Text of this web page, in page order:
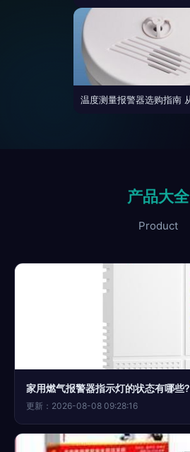
产品大全
Product
更新：2026-08-08 09:28:16